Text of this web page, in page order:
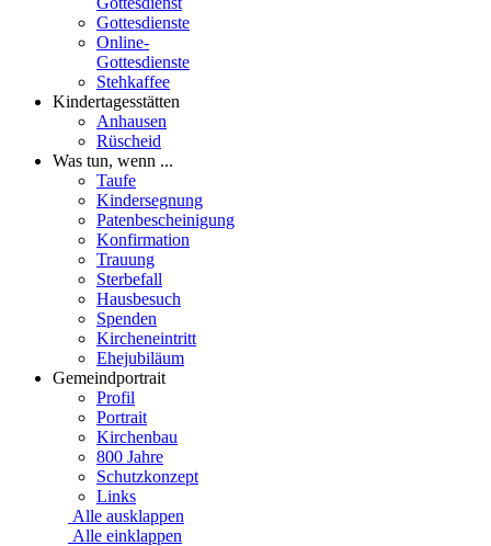
Gottesdienste
Online-
Gottesdienste
Stehkaffee
Kindertagesstätten
Anhausen
Rüscheid
Was tun, wenn ...
Taufe
Kindersegnung
Patenbescheinigung
Konfirmation
Trauung
Sterbefall
Hausbesuch
Spenden
Kircheneintritt
Ehejubiläum
Gemeindportrait
Profil
Portrait
Kirchenbau
800 Jahre
Schutzkonzept
Links
Alle ausklappen
Alle einklappen